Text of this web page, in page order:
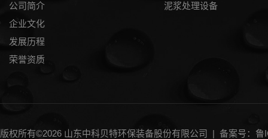
公司简介
企业文化
发展历程
荣誉资质
泥浆处理设备
版权所有©2026 山东中科贝特环保装备股份有限公司 | 备案号：鲁